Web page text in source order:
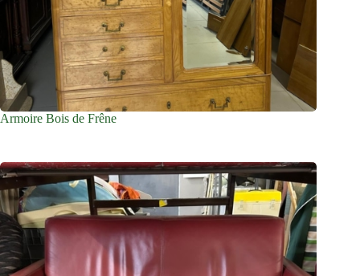
Armoire Bois de Frêne